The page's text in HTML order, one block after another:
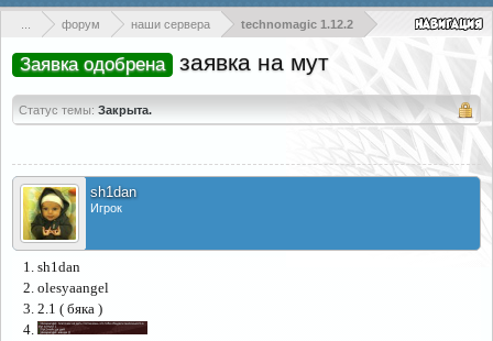
форум наши сервера technomagic 1.12.2
Заявка одобрена заявка на мут
Статус темы: Закрыта.
sh1dan
Игрок
1. sh1dan
2. olesyaangel
3. 2.1 ( бяка )
4.